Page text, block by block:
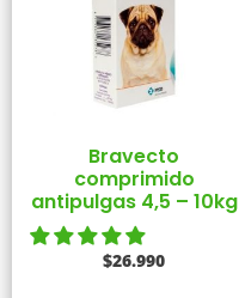
Bravecto
comprimido
antipulgas 4,5 – 10kg
$26.990